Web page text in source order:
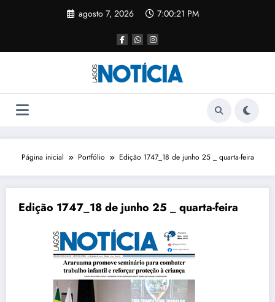
agosto 7, 2026 7:00:21 PM
Página inicial Portfólio Edição 1747_18 de junho 25 _ quarta-feira
Edição 1747_18 de junho 25 _ quarta-feira